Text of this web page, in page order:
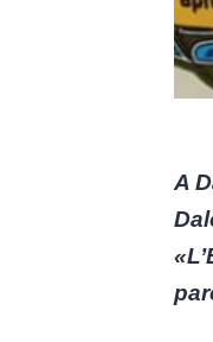
A